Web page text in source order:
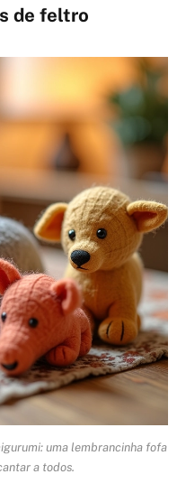
de feltro
uma lembrancinha fofa
a todos.